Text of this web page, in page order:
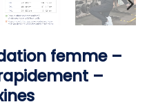
femme –
–